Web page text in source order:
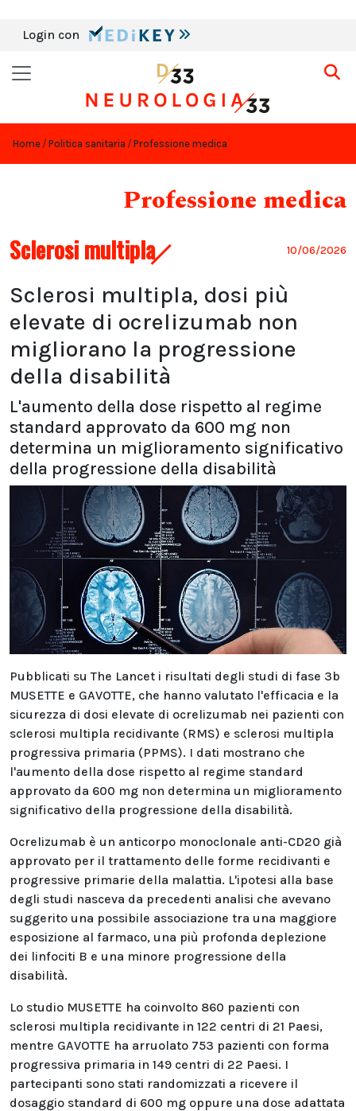
Login con
Home Politica sanitaria Professione medica
Professione medica
Sclerosi multipla 10/06/2026
Sclerosi multipla, dosi più
elevate di ocrelizumab non
migliorano la progressione
della disabilità
L'aumento della dose rispetto al regime
standard approvato da 600 mg non
determina un miglioramento significativo
della progressione della disabilità
Pubblicati su The Lancet i risultati degli studi di fase 3b
MUSETTE e GAVOTTE, che hanno valutato l'efficacia e la
sicurezza di dosi elevate di ocrelizumab nei pazienti con
sclerosi multipla recidivante (RMS) e sclerosi multipla
progressiva primaria (PPMS). I dati mostrano che
l'aumento della dose rispetto al regime standard
approvato da 600 mg non determina un miglioramento
significativo della progressione della disabilità.
Ocrelizumab è un anticorpo monoclonale anti-CD20 già
approvato per il trattamento delle forme recidivanti e
progressive primarie della malattia. L'ipotesi alla base
degli studi nasceva da precedenti analisi che avevano
suggerito una possibile associazione tra una maggiore
esposizione al farmaco, una più profonda deplezione
dei linfociti B e una minore progressione della
disabilità.
Lo studio MUSETTE ha coinvolto 860 pazienti con
sclerosi multipla recidivante in 122 centri di 21 Paesi,
mentre GAVOTTE ha arruolato 753 pazienti con forma
progressiva primaria in 149 centri di 22 Paesi. I
partecipanti sono stati randomizzati a ricevere il
dosaggio standard di 600 mg oppure una dose adattata